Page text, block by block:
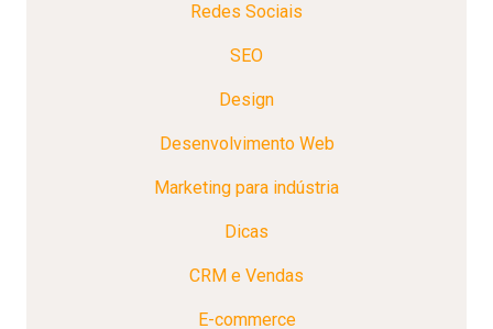
Redes Sociais
SEO
Design
Desenvolvimento Web
Marketing para indústria
Dicas
CRM e Vendas
E-commerce